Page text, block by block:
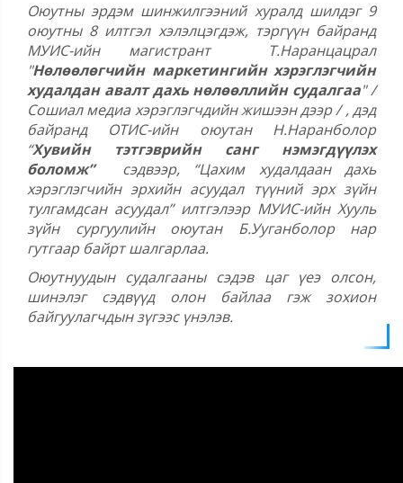
Оюутны эрдэм шинжилгээний хуралд шилдэг 9
оюутны 8 илтгэл хэлэлцэгдэж, тэргүүн байранд
МУИС-ийн магистрант Т.Наранцацрал
"Нөлөөлөгчийн маркетингийн хэрэглэгчийн
худалдан авалт дахь нөлөөллийн судалгаа" /
Сошиал медиа хэрэглэгчдийн жишээн дээр / , дэд
байранд ОТИС-ийн оюутан Н.Наранболор
“Хувийн тэтгэврийн санг нэмэгдүүлэх
боломж”сэдвээр, “Цахим худалдаан дахь
хэрэглэгчийн эрхийн асуудал түүний эрх зүйн
тулгамдсан асуудал” илтгэлээр МУИС-ийн Хууль
зүйн сургуулийн оюутан Б.Ууганболор нар
гутгаар байрт шалгарлаа.
Оюутнуудын судалгааны сэдэв цаг үеэ олсон,
шинэлэг сэдвүүд олон байлаа гэж зохион
байгуулагчдын зүгээс үнэлэв.